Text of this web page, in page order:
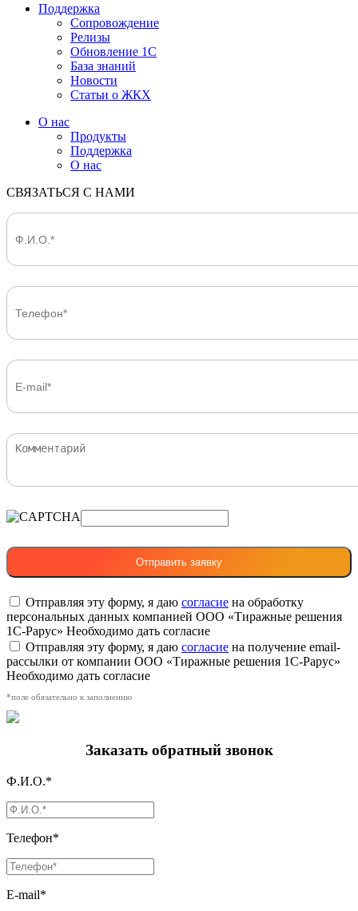
Поддержка
Сопровождение
Релизы
Обновление 1С
База знаний
Новости
Статьи о ЖКХ
О нас
Продукты
Поддержка
О нас
СВЯЗАТЬСЯ С НАМИ
Отправляя эту форму, я даю согласие на обработку
персональных данных компанией ООО «Тиражные решения
1С-Рарус» Необходимо дать согласие
Отправляя эту форму, я даю согласие на получение email-
рассылки от компании ООО «Тиражные решения 1С-Рарус»
Необходимо дать согласие
*поле обязательно к заполнению
Заказать обратный звонок
Ф.И.О.*
Телефон*
E-mail*